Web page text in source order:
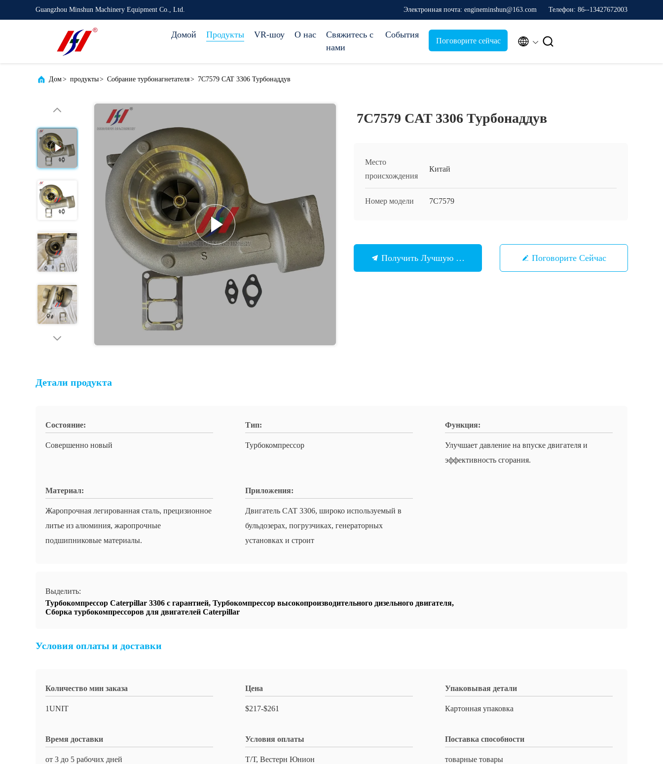
Guangzhou Minshun Machinery Equipment Co., Ltd. Электронная почта: engineminshun@163.com Телефон: 86--13427672003
Домой Продукты VR-шоу О нас
Свяжитесь с
нами
События
Поговорите сейчас  
Дом> продукты> Собрание турбонагнетателя> 7C7579 CAT 3306 Турбонаддув
7C7579 CAT 3306 Турбонаддув
Место
происхождения
Китай
Номер модели 7С7579
Получить Лучшую Цену Поговорите Сейчас
Детали продукта
Состояние:
Совершенно новый
Тип:
Турбокомпрессор
Функция:
Улучшает давление на впуске двигателя и
эффективность сгорания.
Материал:
Жаропрочная легированная сталь, прецизионное
литье из алюминия, жаропрочные
подшипниковые материалы.
Приложения:
Двигатель CAT 3306, широко используемый в
бульдозерах, погрузчиках, генераторных
установках и строит
Выделить:
Турбокомпрессор Caterpillar 3306 с гарантией, Турбокомпрессор высокопроизводительного дизельного двигателя,
Сборка турбокомпрессоров для двигателей Caterpillar
Условия оплаты и доставки
Количество мин заказа
1UNIT
Цена
$217-$261
Упаковывая детали
Картонная упаковка
Время доставки
от 3 до 5 рабочих дней
Условия оплаты
Т/Т, Вестерн Юнион
Поставка способности
товарные товары